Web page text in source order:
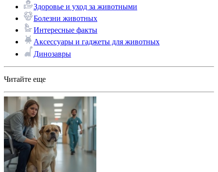
Здоровье и уход за животными
Болезни животных
Интересные факты
Аксессуары и гаджеты для животных
Динозавры
Читайте еще